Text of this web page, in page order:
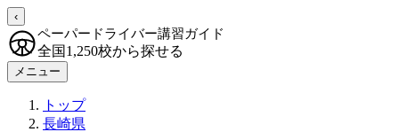
‹
ペーパードライバー講習ガイド
全国1,250校から探せる
メニュー
トップ
長崎県